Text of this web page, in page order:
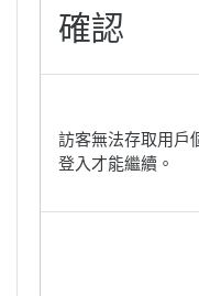
確認
訪客無法存取用戶
登入才能繼續。